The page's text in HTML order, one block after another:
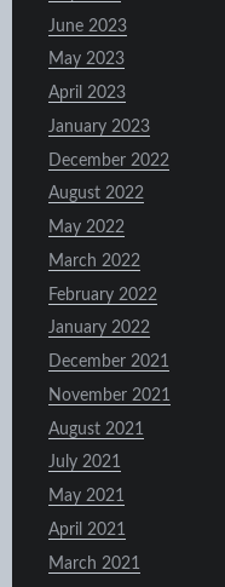
June 2023
May 2023
April 2023
January 2023
December 2022
August 2022
May 2022
March 2022
February 2022
January 2022
December 2021
November 2021
August 2021
July 2021
May 2021
April 2021
March 2021